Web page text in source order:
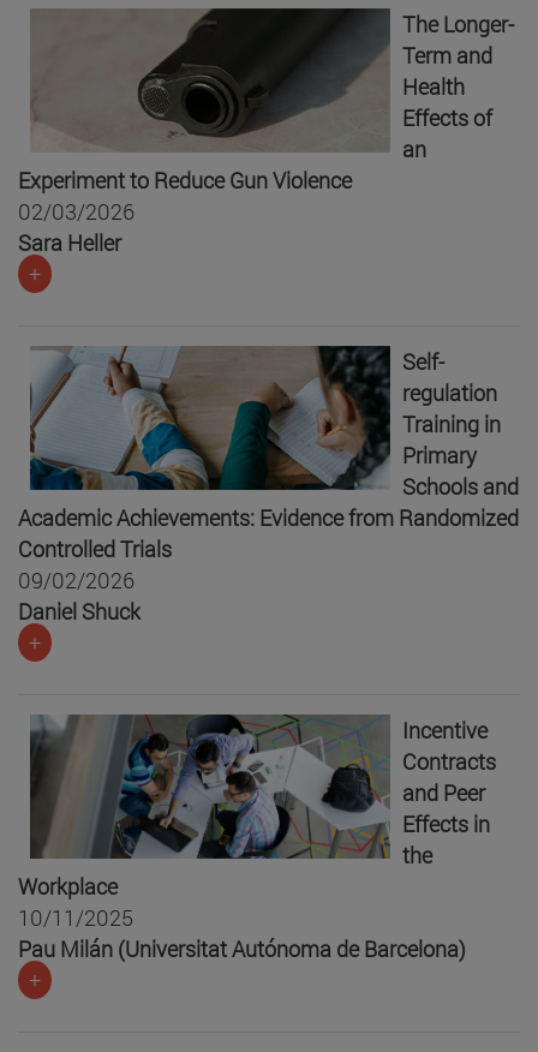
The Longer-
Term and
Health
Effects of
an
Experiment to Reduce Gun Violence
02/03/2026
Sara Heller
+
Self-
regulation
Training in
Primary
Schools and
Academic Achievements: Evidence from Randomized
Controlled Trials
09/02/2026
Daniel Shuck
+
Incentive
Contracts
and Peer
Effects in
the
Workplace
10/11/2025
Pau Milán (Universitat Autónoma de Barcelona)
+